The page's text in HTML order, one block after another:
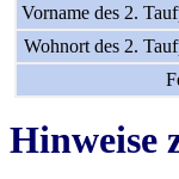
Vorname des 2.
Wohnort des 2.
Hinweise